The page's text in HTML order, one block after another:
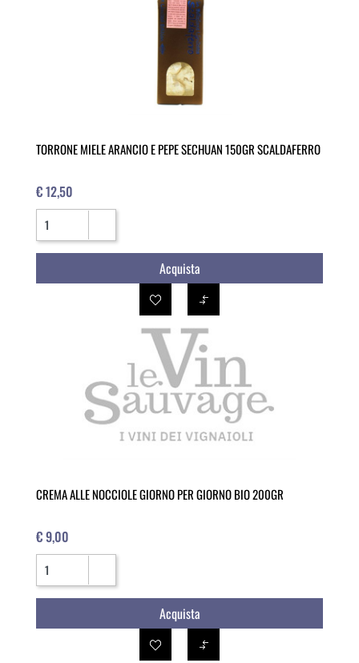
TORRONE MIELE ARANCIO E PEPE SECHUAN 150GR SCALDAFERRO
€ 12,50
Quantità
Acquista
CREMA ALLE NOCCIOLE GIORNO PER GIORNO BIO 200GR
€ 9,00
Quantità
Acquista